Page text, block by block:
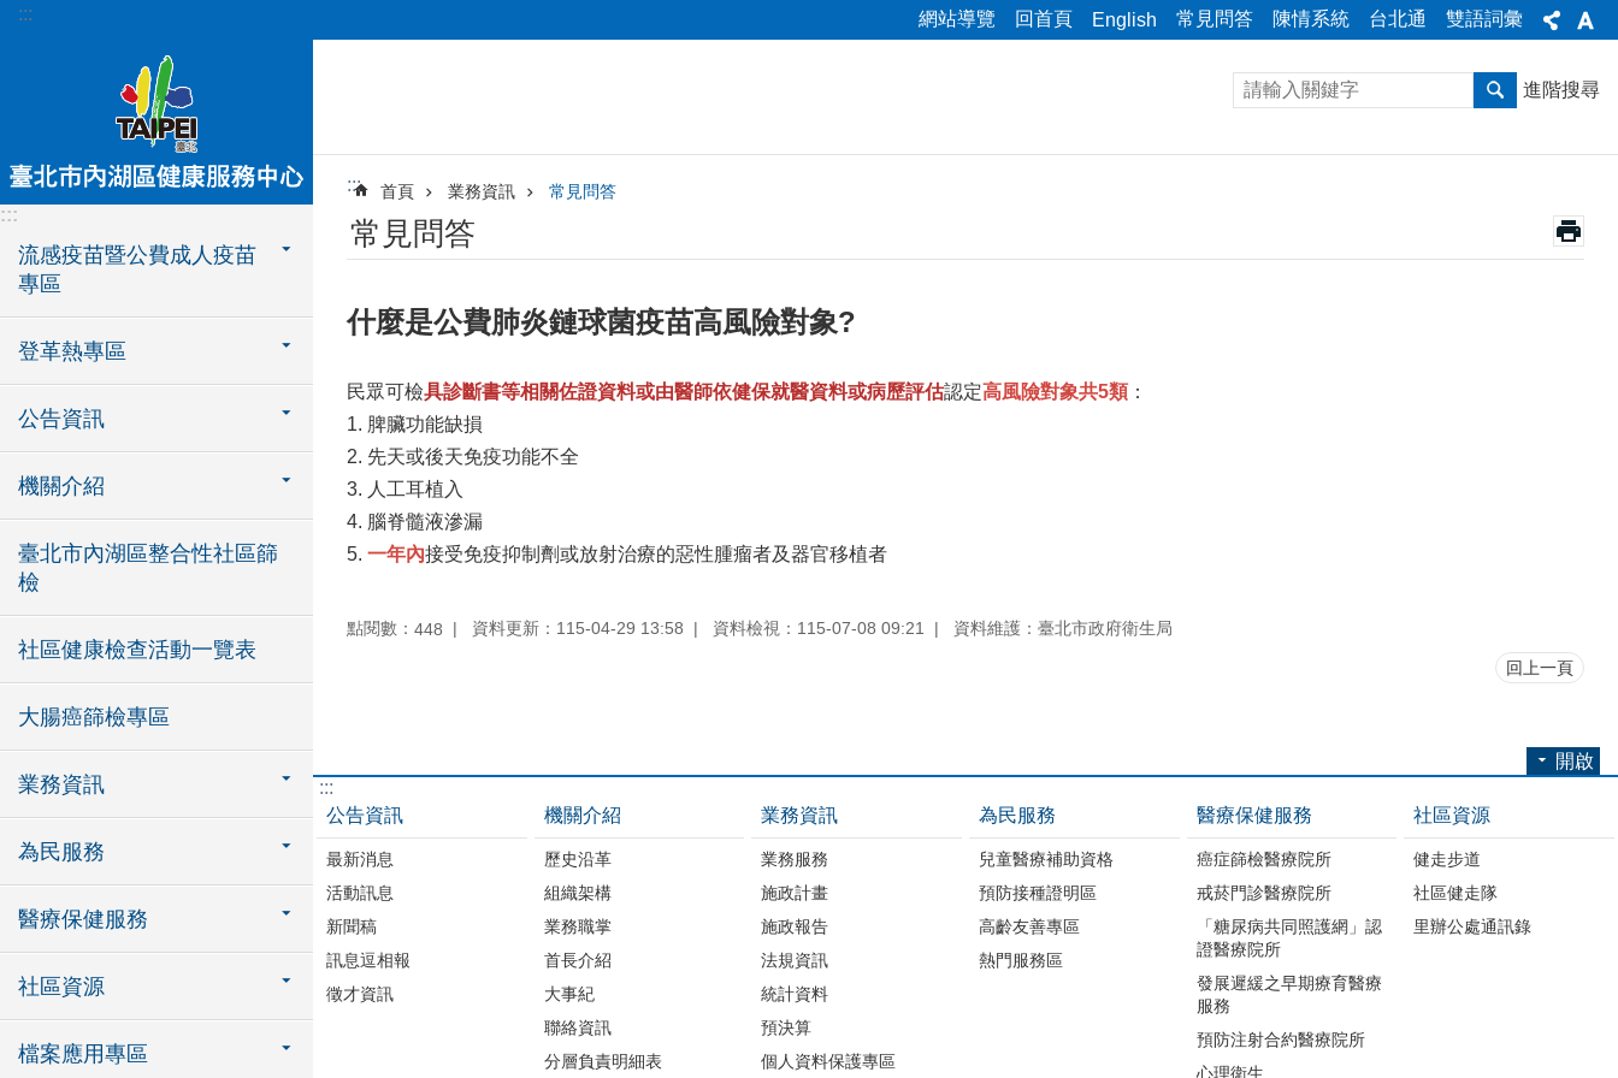
跳到主要內容區塊
::: 網站導覽 回首頁 English 常見問答 陳情系統 台北通 雙語詞彙
:::
流感疫苗暨公費成人疫苗
專區
登革熱專區
公告資訊
機關介紹
臺北市內湖區整合性社區篩
檢
社區健康檢查活動一覽表
大腸癌篩檢專區
業務資訊
為民服務
醫療保健服務
社區資源
檔案應用專區
進階搜尋
::: 首頁 業務資訊 常見問答
常見問答
什麼是公費肺炎鏈球菌疫苗高風險對象?
民眾可檢具診斷書等相關佐證資料或由醫師依健保就醫資料或病歷評估認定高風險對象共5類 ：
1. 脾臟功能缺損
2. 先天或後天免疫功能不全
3. 人工耳植入
4. 腦脊髓液滲漏
5. 一年內接受免疫抑制劑或放射治療的惡性腫瘤者及器官移植者
點閱數： 448 資料更新：115-04-29 13:58 資料檢視：115-07-08 09:21 資料維護：臺北市政府衛生局
回上一頁
開啟
:::
公告資訊
最新消息
活動訊息
新聞稿
訊息逗相報
徵才資訊
機關介紹
歷史沿革
組織架構
業務職掌
首長介紹
大事紀
聯絡資訊
分層負責明細表
業務資訊
業務服務
施政計畫
施政報告
法規資訊
統計資料
預決算
個人資料保護專區
為民服務
兒童醫療補助資格
預防接種證明區
高齡友善專區
熱門服務區
醫療保健服務
癌症篩檢醫療院所
戒菸門診醫療院所
「糖尿病共同照護網」認
證醫療院所
發展遲緩之早期療育醫療
服務
預防注射合約醫療院所
心理衛生
社區資源
健走步道
社區健走隊
里辦公處通訊錄